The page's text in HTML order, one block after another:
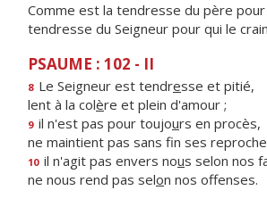
Comme est la tendresse du père
tendresse du Seigneur pour qui le
PSAUME : 102 - II
8 Le Seigneur est tendresse et pitié,
lent à la colère et plein d'amour ;
9 il n'est pas pour toujours en procès,
ne maintient pas sans fn ses
10 il n'agit pas envers nous selon nos
ne nous rend pas selon nos offenses.